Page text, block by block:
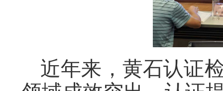
近年来，黄石认证